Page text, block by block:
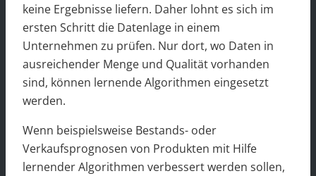
keine Ergebnisse liefern. Daher lohnt es sich im
ersten Schritt die Datenlage in einem
Unternehmen zu prüfen. Nur dort, wo Daten in
ausreichender Menge und Qualität vorhanden
sind, können lernende Algorithmen eingesetzt
werden.
Wenn beispielsweise Bestands- oder
Verkaufsprognosen von Produkten mit Hilfe
lernender Algorithmen verbessert werden sollen,